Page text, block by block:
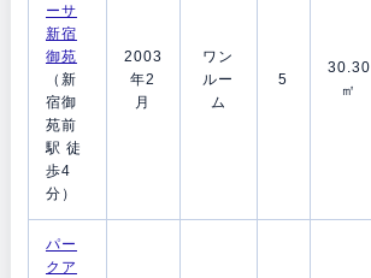
ーサ
新宿
御苑
（新
宿御
苑前
駅 徒
歩4
分）
2003
年2
月
ワン
ルー
ム
5
30.30
㎡
パー
クア